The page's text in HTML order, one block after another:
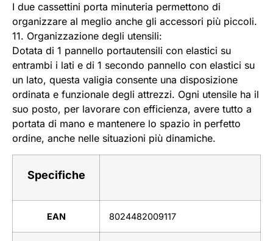
I due cassettini porta minuteria permettono di
organizzare al meglio anche gli accessori più piccoli.
11. Organizzazione degli utensili:
Dotata di 1 pannello portautensili con elastici su
entrambi i lati e di 1 secondo pannello con elastici su
un lato, questa valigia consente una disposizione
ordinata e funzionale degli attrezzi. Ogni utensile ha il
suo posto, per lavorare con efficienza, avere tutto a
portata di mano e mantenere lo spazio in perfetto
ordine, anche nelle situazioni più dinamiche.
Specifiche
EAN 8024482009117